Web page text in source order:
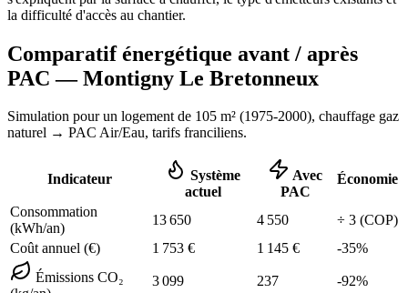
la difficulté d'accès au chantier.
Comparatif énergétique avant / après
PAC —Montigny Le Bretonneux
Simulation pour un logement de 105 m² (1975-2000), chauffage gaz
naturel → PAC Air/Eau, tarifs franciliens.
Indicateur
Système
actuel
Avec
PAC
Économie
Consommation
(kWh/an)
13 650 4 550 ÷ 3 (COP)
Coût annuel (€)
1 753 € 1 145 € -35%
Émissions CO₂
3 099 237 -92%